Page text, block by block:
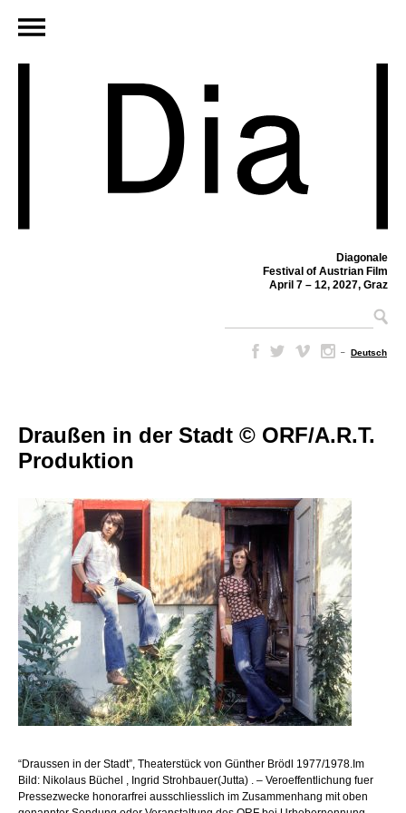
Diagonale
Festival of Austrian Film
April 7 – 12, 2027, Graz
– Deutsch
Draußen in der Stadt © ORF/A.R.T.
Produktion
“Draussen in der Stadt”, Theaterstück von Günther Brödl 1977/1978.Im
Bild: Nikolaus Büchel , Ingrid Strohbauer(Jutta) . – Veroeffentlichung fuer
Pressezwecke honorarfrei ausschliesslich im Zusammenhang mit oben